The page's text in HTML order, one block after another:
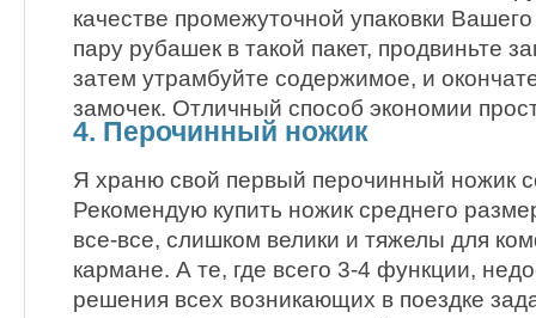
качестве промежуточной упаковки
пару рубашек в такой пакет, продвиньте
затем утрамбуйте содержимое, и
замочек. Отличный способ экономии
4. Перочинный ножик
Я храню свой первый перочинный ножик
Рекомендую купить ножик среднего
все-все, слишком велики и тяжелы для
кармане. А те, где всего 3-4 функции,
решения всех возникающих в поездке